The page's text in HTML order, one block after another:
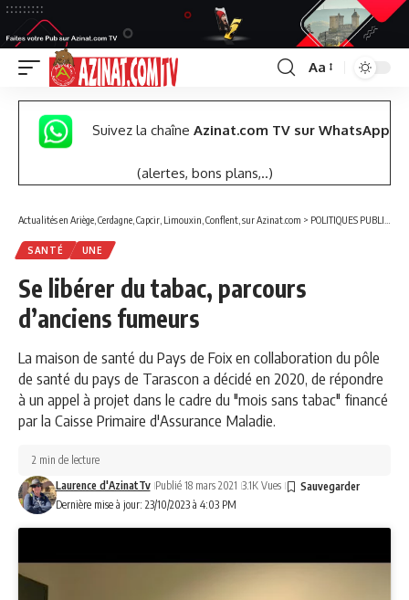
Font
Resizer
Aa
Suivez la chaîne Azinat.com TV sur WhatsApp
(alertes, bons plans,..)
Actualités en Ariège, Cerdagne, Capcir, Limouxin, Conflent, sur Azinat.com > POLITIQUES PUBLIQUES
SANTÉ UNE
Se libérer du tabac, parcours
d’anciens fumeurs
La maison de santé du Pays de Foix en collaboration du pôle
de santé du pays de Tarascon a décidé en 2020, de répondre
à un appel à projet dans le cadre du "mois sans tabac" financé
par la Caisse Primaire d'Assurance Maladie.
Dernière mise à jour: 23/10/2023 à 4:03 PM
Laurence d'AzinatTv Publié 18 mars 2021 3.1K Vues
2 min de lecture